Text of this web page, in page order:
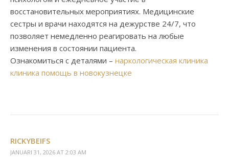
восстановительных мероприятиях. Медицинские
сестры и врачи находятся на дежурстве 24/7, что
позволяет немедленно реагировать на любые
изменения в состоянии пациента.
Ознакомиться с деталями – наркологическая клиника
клиника помощь в новокузнецке
RICKYBEIFS
JANUARI 31, 2026 AT 2:03 AM